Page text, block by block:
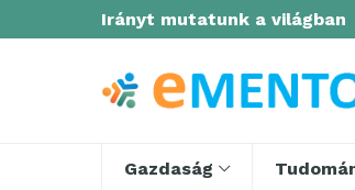
Irányt mutatunk a világban
Gazdaság